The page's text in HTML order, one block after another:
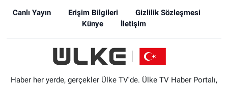
Canlı Yayın Erişim Bilgileri
Gizlilik Sözleşmesi
Künye
İletişim
Haber her yerde, gerçekler Ülke TV'de. Ülke TV Haber Portalı,